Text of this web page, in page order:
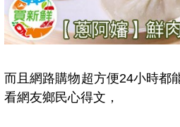
而且網路購物超方便24小時都
看網友鄉民心得文，